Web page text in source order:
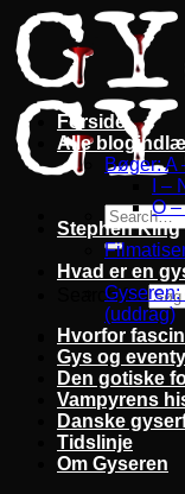
Fortsæt
til
indhold
Search for:
Forside
Alle
Bøger: A
I –
O –
Stephen King
Hvad er en
(uddrag)
Hvorfor
Gys og
Den gotiske
Vampyrens
Danske
Tidslinje
Om Gyseren